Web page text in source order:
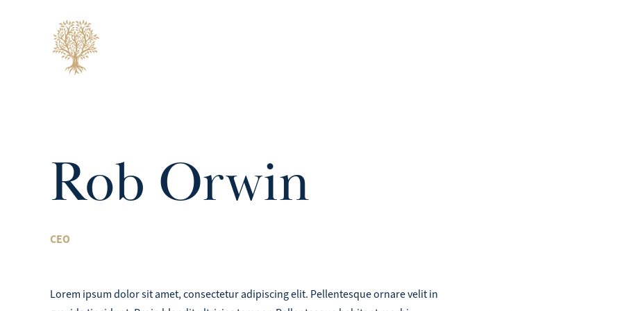
Rob Orwin
CEO
Lorem ipsum dolor sit amet, consectetur adipiscing elit. Pellentesque ornare velit in